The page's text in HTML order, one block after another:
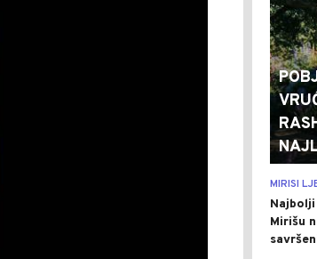
MIRISI
Mirišu